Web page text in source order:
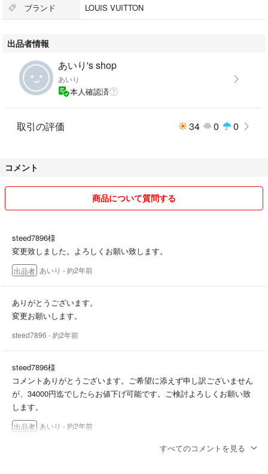
【カラー】
ルージュ
素人保管であることご了承の程、よろしくお願い致します。
ブランド LOUIS VUITTON
出品者情報
あいり's shop
あいり
本人確認済
取引の評価 34 0 0
コメント
商品について質問する
steed7896様
変更致しました。よろしくお願い致します。
出品者 あいり - 約2年前
ありがとうございます。
変更お願いします。
steed7896 - 約2年前
steed7896様
コメントありがとうございます。ご希望に添えず申し訳ございません
が、34000円迄でしたらお値下げ可能です。ご検討よろしくお願い致
します。
出品者 あいり - 約2年前
すべてのコメントを見る